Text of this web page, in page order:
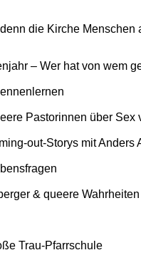
die Kirche Menschen
– Wer hat von wem
Pastorinnen über Sex
out-Storys mit
& queere Wahrheiten
Trau-Pfarrschule